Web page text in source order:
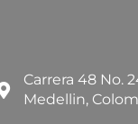
Carrera 48 No.
Medellin,